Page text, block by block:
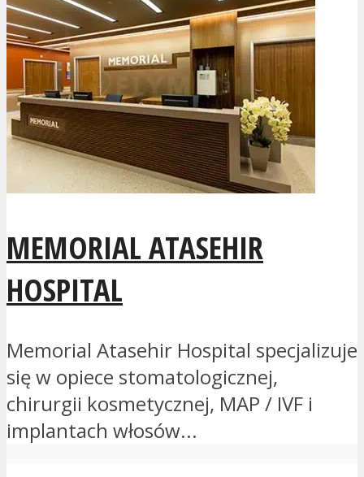
MEMORIAL ATASEHIR
HOSPITAL
Memorial Atasehir Hospital specjalizuje
się w opiece stomatologicznej,
chirurgii kosmetycznej, MAP / IVF i
implantach włosów...